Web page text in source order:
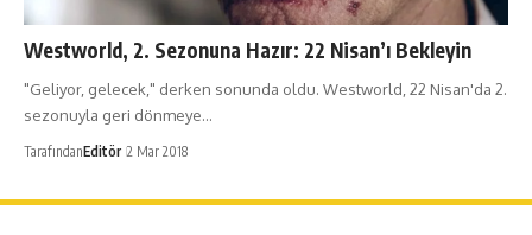
Westworld, 2. Sezonuna Hazır: 22 Nisan’ı Bekleyin
"Geliyor, gelecek," derken sonunda oldu. Westworld, 22 Nisan'da 2.
sezonuyla geri dönmeye…
TarafındanEditör 2 Mar 2018